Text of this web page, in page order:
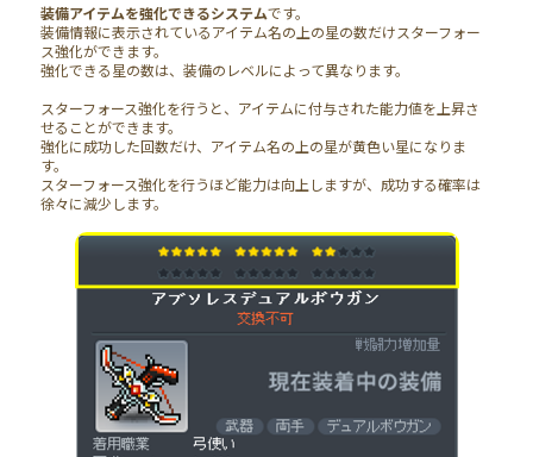
装備アイテムを強化できるシステムです。
装備情報に表示されているアイテム名の上の星の数だけスターフォー
ス強化ができます。
強化できる星の数は、装備のレベルによって異なります。
スターフォース強化を行うと、アイテムに付与された能力値を上昇さ
せることができます。
強化に成功した回数だけ、アイテム名の上の星が黄色い星になりま
す。
スターフォース強化を行うほど能力は向上しますが、成功する確率は
徐々に減少します。